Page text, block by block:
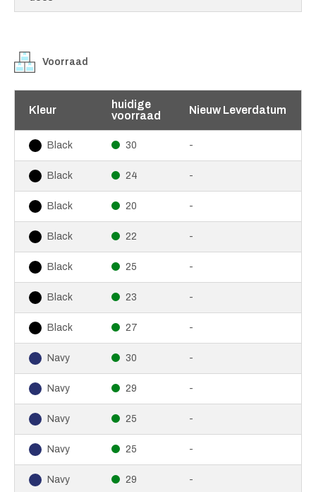
Voorraad
Kleur
huidige
voorraad
Nieuw Leverdatum
Black 30 -
Black 24 -
Black 20 -
Black 22 -
Black 25 -
Black 23 -
Black 27 -
Navy 30 -
Navy 29 -
Navy 25 -
Navy 25 -
Navy 29 -